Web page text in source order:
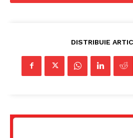
Un
FREEDOM
DISTRIBUIE